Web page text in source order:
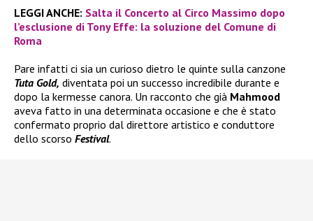
LEGGI ANCHE: Salta il Concerto al Circo Massimo dopo
l’esclusione di Tony Effe: la soluzione del Comune di
Roma
Pare infatti ci sia un curioso dietro le quinte sulla canzone
Tuta Gold, diventata poi un successo incredibile durante e
dopo la kermesse canora. Un racconto che già Mahmood
aveva fatto in una determinata occasione e che è stato
confermato proprio dal direttore artistico e conduttore
dello scorso Festival.